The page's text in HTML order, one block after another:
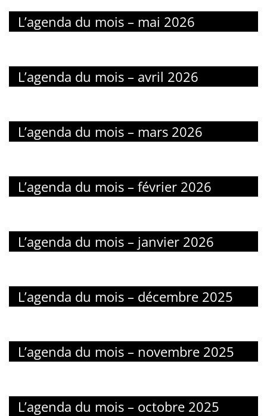
L’agenda du mois – mai 2026
L’agenda du mois – avril 2026
L’agenda du mois – mars 2026
L’agenda du mois – février 2026
L’agenda du mois – janvier 2026
L’agenda du mois – décembre 2025
L’agenda du mois – novembre 2025
L’agenda du mois – octobre 2025